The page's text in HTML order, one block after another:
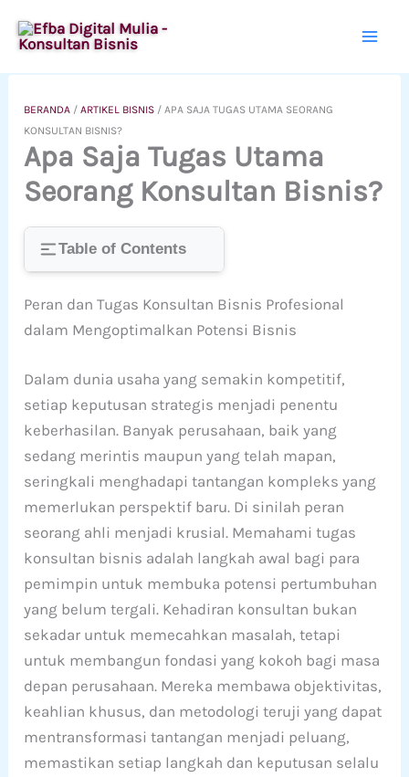
ke
BERANDA /ARTIKEL BISNIS /APA SAJA TUGAS UTAMA SEORANG
KONSULTAN BISNIS?
Apa Saja Tugas Utama
Seorang Konsultan Bisnis?
Table of Contents
Peran dan Tugas Konsultan Bisnis Profesional
dalam Mengoptimalkan Potensi Bisnis
Dalam dunia usaha yang semakin kompetitif,
setiap keputusan strategis menjadi penentu
keberhasilan. Banyak perusahaan, baik yang
sedang merintis maupun yang telah mapan,
seringkali menghadapi tantangan kompleks yang
memerlukan perspektif baru. Di sinilah peran
seorang ahli menjadi krusial. Memahami tugas
konsultan bisnis adalah langkah awal bagi para
pemimpin untuk membuka potensi pertumbuhan
yang belum tergali. Kehadiran konsultan bukan
sekadar untuk memecahkan masalah, tetapi
untuk membangun fondasi yang kokoh bagi masa
depan perusahaan. Mereka membawa objektivitas,
keahlian khusus, dan metodologi teruji yang dapat
mentransformasi tantangan menjadi peluang,
memastikan setiap langkah dan keputusan selalu